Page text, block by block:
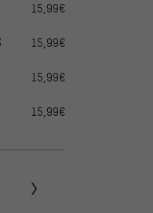
15,99€
15,99€
15,99€
15,99€